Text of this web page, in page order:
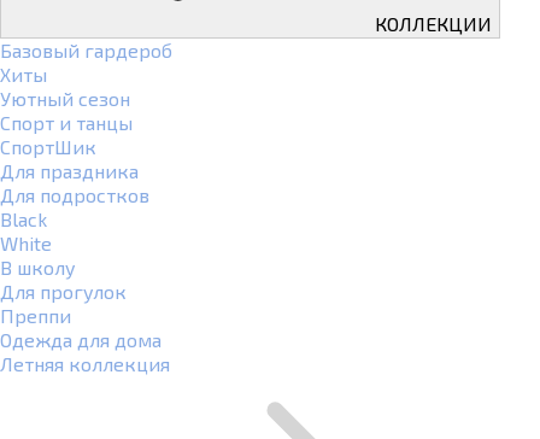
КОЛЛЕКЦИИ
Базовый гардероб
Хиты
Уютный сезон
Спорт и танцы
СпортШик
Для праздника
Для подростков
Black
White
В школу
Для прогулок
Преппи
Одежда для дома
Летняя коллекция